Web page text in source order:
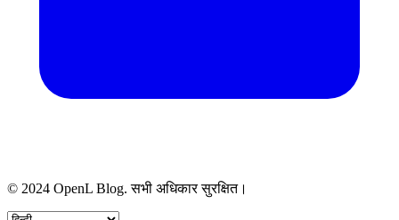
© 2024 OpenL Blog. सभी अधिकार सुरक्षित।